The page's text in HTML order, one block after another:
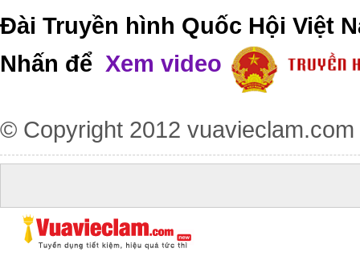
Đài Truyền hình Quốc Hội Việt
Nhấn để Xem video
© Copyright 2012 vuavieclam.com